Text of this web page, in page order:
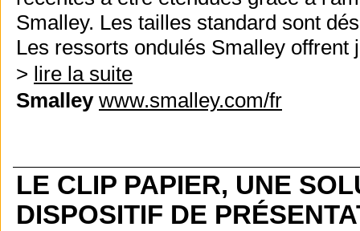
Smalley. Les tailles standard sont
Les ressorts ondulés Smalley
> lire la suite
Smalley www.smalley.com/fr
LE CLIP PAPIER, UNE
DISPOSITIF DE